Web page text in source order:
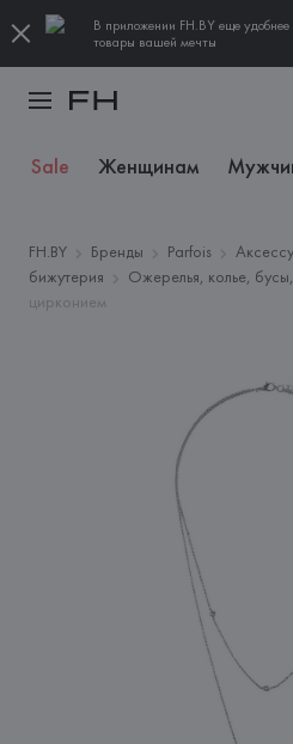
В приложении FH.BY еще удобнее
товары вашей мечты
Sale Женщинам
FH.BY Бренды Parfois
бижутерия
Ожерелья, колье,
цирконием